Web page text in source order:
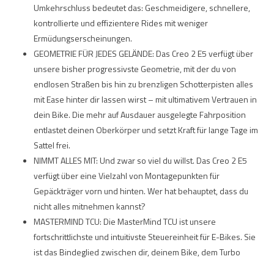
Umkehrschluss bedeutet das: Geschmeidigere, schnellere,
kontrollierte und effizientere Rides mit weniger
Ermüdungserscheinungen.
GEOMETRIE FÜR JEDES GELÄNDE: Das Creo 2 E5 verfügt über
unsere bisher progressivste Geometrie, mit der du von
endlosen Straßen bis hin zu brenzligen Schotterpisten alles
mit Ease hinter dir lassen wirst – mit ultimativem Vertrauen in
dein Bike. Die mehr auf Ausdauer ausgelegte Fahrposition
entlastet deinen Oberkörper und setzt Kraft für lange Tage im
Sattel frei.
NIMMT ALLES MIT: Und zwar so viel du willst. Das Creo 2 E5
verfügt über eine Vielzahl von Montagepunkten für
Gepäckträger vorn und hinten. Wer hat behauptet, dass du
nicht alles mitnehmen kannst?
MASTERMIND TCU: Die MasterMind TCU ist unsere
fortschrittlichste und intuitivste Steuereinheit für E-Bikes. Sie
ist das Bindeglied zwischen dir, deinem Bike, dem Turbo